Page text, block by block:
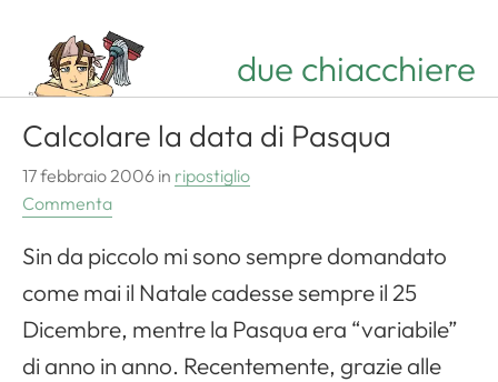
due chiacchiere
Calcolare la data di Pasqua
17 febbraio 2006 in ripostiglio
Commenta
Sin da piccolo mi sono sempre domandato
come mai il Natale cadesse sempre il 25
Dicembre, mentre la Pasqua era “variabile”
di anno in anno. Recentemente, grazie alle